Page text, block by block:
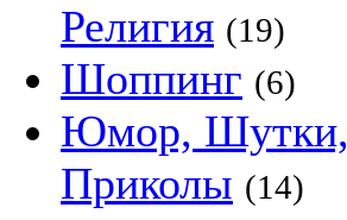
Религия (19)
Шоппинг (6)
Юмор, Шутки,
Приколы (14)